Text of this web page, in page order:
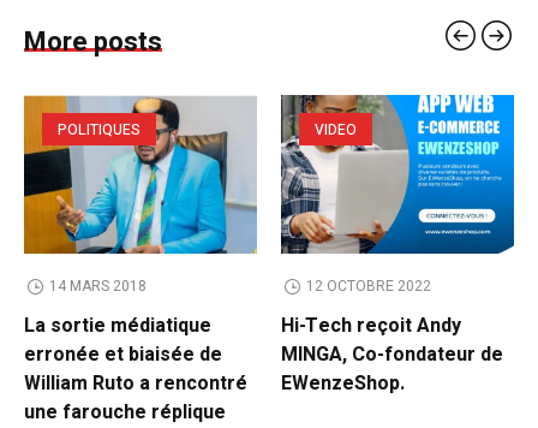
More posts
POLITIQUES
14 MARS 2018
La sortie médiatique
erronée et biaisée de
William Ruto a rencontré
une farouche réplique
VIDEO
12 OCTOBRE 2022
Hi-Tech reçoit Andy
MINGA, Co-fondateur de
EWenzeShop.